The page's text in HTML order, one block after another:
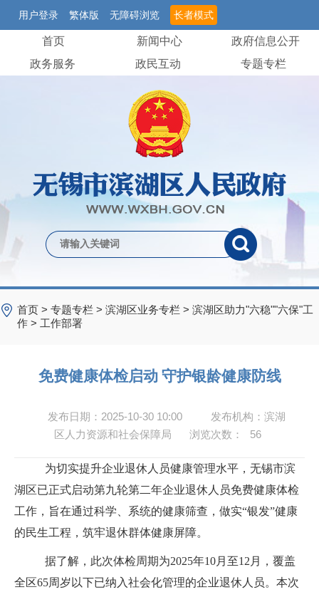
用户登录 繁体版 无障碍浏览 长者模式
首页 新闻中心
政府信息公开
政务服务
政民互动 专题专栏
首页 > 专题专栏 > 滨湖区业务专栏 > 滨湖区助力"六稳""六保"工
作 > 工作部署
免费健康体检启动 守护银龄健康防线
发布日期：2025-10-30 10:00
发布机构：滨湖
区人力资源和社会保障局
浏览次数： 56
为切实提升企业退休人员健康管理水平，无锡市滨
湖区已正式启动第九轮第二年企业退休人员免费健康体检
工作 ， 旨在通过科学、系统的健康筛查， 做实“银发”健康
的民生工程 ， 筑牢退休群体健康屏障。
据了解，此次体检周期为2025年10月至12月 ， 覆盖
全区65周岁以下已纳入社会化管理的企业退休人员。 本次